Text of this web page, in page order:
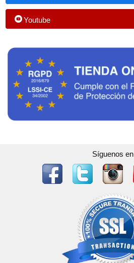
Youtube
Síguenos en